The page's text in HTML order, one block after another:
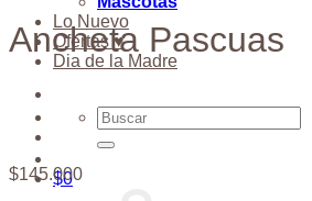
Lo Nuevo
Ofertas ♥
Dia de la Madre
Buscar
por:
$0
Ancheta Pascuas
$145.000